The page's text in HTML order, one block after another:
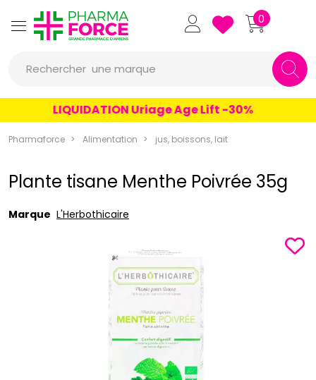
Pharmaforce Grande Pharmacie
0
Rechercher une marque
un produit
une marque
LIQUIDATION Uriage Age Lift -30%
Pharmaforce Alimentation jus, boissons, lait
Plante tisane Menthe Poivrée 35g
Marque L'Herbothicaire